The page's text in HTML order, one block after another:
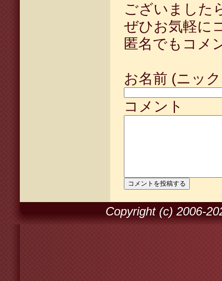
ございました
ぜひお気軽に
匿名でもコメ
お名前 (ニッ
コメント
Copyright (c) 2006-